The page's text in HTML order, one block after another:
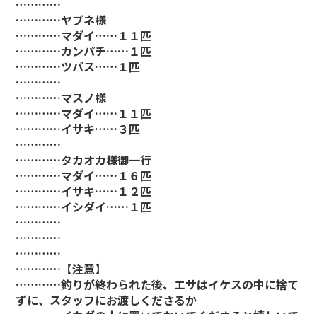
…………
…………ヤブネ様
…………マダイ……１１匹
…………カンパチ……１匹
…………ツバス……１匹
…………
…………マスノ様
…………マダイ……１１匹
…………イサキ……３匹
…………
…………タカオカ様御一行
…………マダイ……１６匹
…………イサキ……１２匹
…………イシダイ……１匹
…………
…………
…………
…………【注意】
…………釣りが終わられた後、エサはイケスの中に捨て
ずに、スタッフにお渡しくださるか